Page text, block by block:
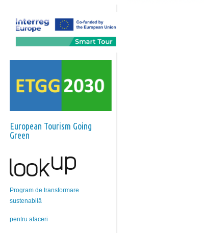
European Tourism Going
Green
Program de transformare
sustenabilă
pentru afaceri